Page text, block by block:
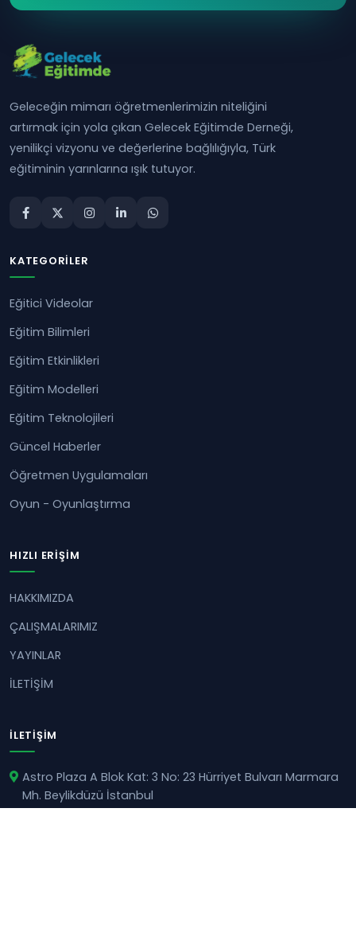
Geleceğin mimarı öğretmenlerimizin niteliğini
artırmak için yola çıkan Gelecek Eğitimde Derneği,
yenilikçi vizyonu ve değerlerine bağlılığıyla, Türk
eğitiminin yarınlarına ışık tutuyor.
KATEGORILER
Eğitici Videolar
Eğitim Bilimleri
Eğitim Etkinlikleri
Eğitim Modelleri
Eğitim Teknolojileri
Güncel Haberler
Öğretmen Uygulamaları
Oyun - Oyunlaştırma
HIZLI ERIŞIM
HAKKIMIZDA
ÇALIŞMALARIMIZ
YAYINLAR
İLETİŞİM
İLETIŞIM
Astro Plaza A Blok Kat: 3 No: 23 Hürriyet Bulvarı Marmara
Mh. Beylikdüzü İstanbul